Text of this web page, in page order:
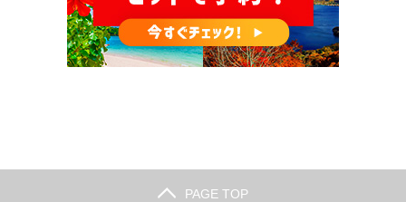
PAGE TOP